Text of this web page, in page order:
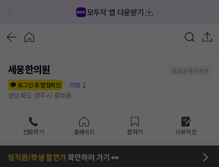
모두닥 앱 다운받기
세웅한의원
정보공개 미동의
로그인 후 별점확인
리뷰 1
경상북도 경주시 중부동
전화하기 홈페이지 찜하기 리뷰작성
임직원/학생 할인가확인하러 가기 👀